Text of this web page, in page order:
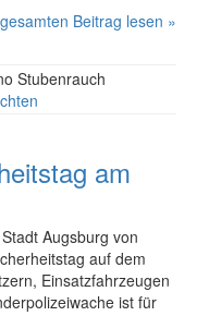
gesamten Beitrag lesen »
Stubenrauch
am
Augsburg von
auf dem
Einsatz­fahr­zeugen
ist für